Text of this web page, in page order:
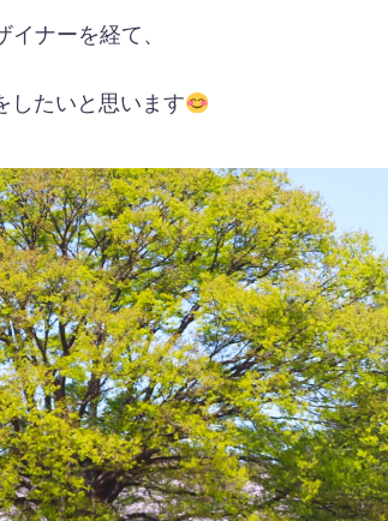
ナーを経て、
したいと思います